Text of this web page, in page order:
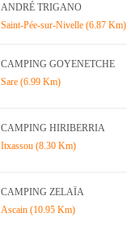
ANDRÉ TRIGANO
Saint-Pée-sur-Nivelle (6.87 Km)
CAMPING GOYENETCHE
Sare (6.99 Km)
CAMPING HIRIBERRIA
Itxassou (8.30 Km)
CAMPING ZELAÏA
Ascain (10.95 Km)